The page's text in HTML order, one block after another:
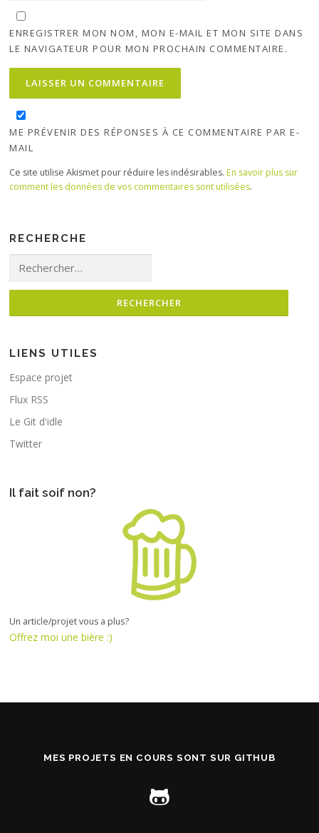
ENREGISTRER MON NOM, MON E-MAIL ET MON SITE DANS
LE NAVIGATEUR POUR MON PROCHAIN COMMENTAIRE.
ME PRÉVENIR DES RÉPONSES À CE COMMENTAIRE PAR E-
MAIL
Ce site utilise Akismet pour réduire les indésirables.En savoir plus sur
comment les données de vos commentaires sont utilisées.
RECHERCHE
LIENS UTILES
Espace projet
Flux RSS
Le Git d'idle
Twitter
Il fait soif non?
Un article/projet vous a plus?
Offrez moi une bière :)
MES PROJETS EN COURS SONT SUR GITHUB